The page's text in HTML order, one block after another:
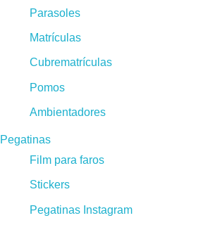
Parasoles
Matrículas
Cubrematrículas
Pomos
Ambientadores
Pegatinas
Film para faros
Stickers
Pegatinas Instagram